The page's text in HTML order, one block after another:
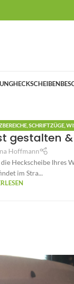
,SCHRIFTZÜGE ,
gestalten
Hoffmann
Heckscheibe Ihres
im Stra...